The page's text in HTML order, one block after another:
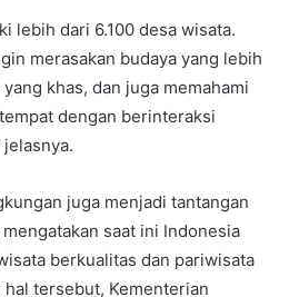
lebih dari 6.100 desa wisata.
merasakan budaya yang lebih
khas, dan juga memahami
dengan berinteraksi
jelasnya.
juga menjadi tantangan
saat ini Indonesia
berkualitas dan pariwisata
tersebut, Kementerian